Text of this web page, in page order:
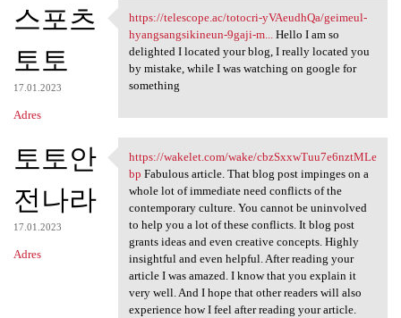
스포츠
토토
17.01.2023
Adres
https://telescope.ac/totocri
https://telescope.ac/totocri-yVAeudhQa/geimeul-
hyangsangsikineun-9gaji-m...
Hello I am so
delighted I located your blog, I really located you
by mistake, while I was watching on google for
something
토토안
전나라
17.01.2023
Adres
https://wakelet.com/wake
https://wakelet.com/wake/cbzSxxwTuu7e6nztMLe
bp Fabulous article. That blog post impinges on a
whole lot of immediate need conflicts of the
contemporary culture. You cannot be uninvolved
to help you a lot of these conflicts. It blog post
grants ideas and even creative concepts. Highly
insightful and even helpful. After reading your
article I was amazed. I know that you explain it
very well. And I hope that other readers will also
experience how I feel after reading your article.